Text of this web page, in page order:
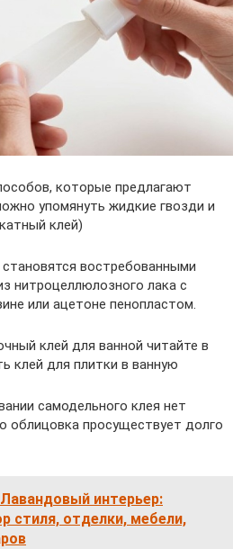
которые предлагают
упомянуть жидкие гвозди и
клей)
востребованными
нитроцеллюлозного лака с
или ацетоне пенопластом.
клей для ванной читайте в
клей для плитки в ванную
самодельного клея нет
облицовка просуществует долго
Лавандовый интерьер:
стиля, отделки, мебели,